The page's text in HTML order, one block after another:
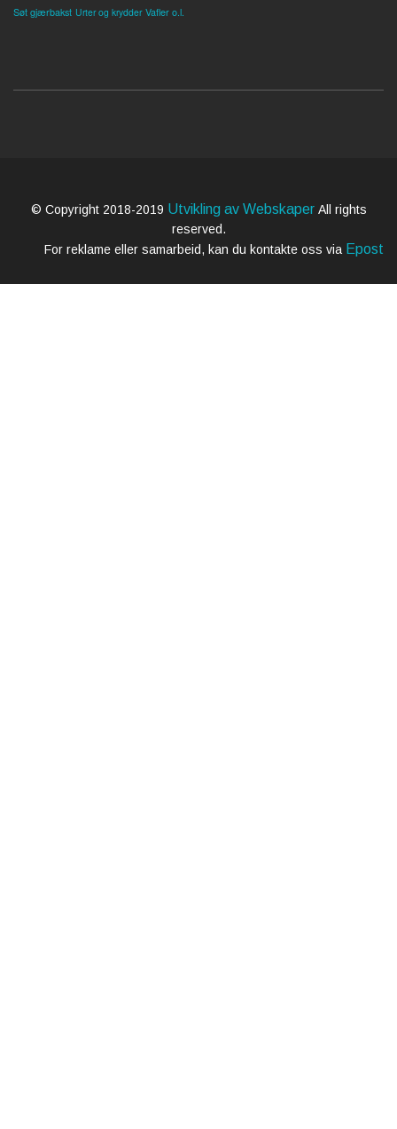
Søt gjærbakst Urter og krydder Vafler o.l.
© Copyright 2018-2019 Utvikling av Webskaper All rights
reserved.
For reklame eller samarbeid, kan du kontakte oss via Epost